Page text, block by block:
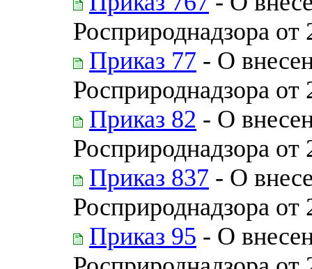
Росприроднадзора
Приказ 77 - О
Росприроднадзора
Приказ 82 - О
Росприроднадзора
Приказ 837 - О
Росприроднадзора
Приказ 95 - О